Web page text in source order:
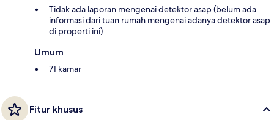
Tidak ada laporan mengenai detektor asap (belum ada
informasi dari tuan rumah mengenai adanya detektor asap
di properti ini)
Umum
71 kamar
Fitur khusus